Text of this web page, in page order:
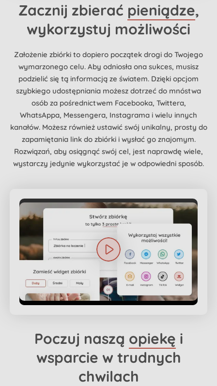
Zacznij zbierać pieniądze,
wykorzystuj możliwości
Założenie zbiórki to dopiero początek drogi do Twojego
wymarzonego celu. Aby odniosła ona sukces, musisz
podzielić się tą informacją ze światem. Dzięki opcjom
szybkiego udostępniania możesz dotrzeć do mnóstwa
osób za pośrednictwem Facebooka, Twittera,
WhatsAppa, Messengera, Instagrama i wielu innych
kanałów. Możesz również ustawić swój unikalny, prosty do
zapamiętania link do zbiórki i wysłać go znajomym.
Rozwiązań, aby osiągnąć swój cel, jest naprawdę wiele,
wystarczy jedynie wykorzystać je w odpowiedni sposób.
Poczuj naszą opiekę i
wsparcie w trudnych
chwilach